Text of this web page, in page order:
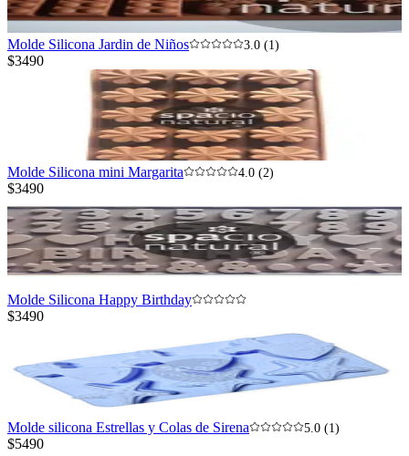
Molde Silicona Jardin de Niños 3.0 (1)
$3490
Molde Silicona mini Margarita 4.0 (2)
$3490
Molde Silicona Happy Birthday
$3490
Molde silicona Estrellas y Colas de Sirena 5.0 (1)
$5490